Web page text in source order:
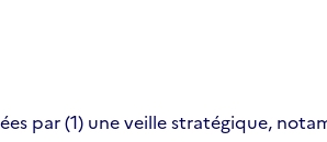
par (1) une veille stratégique,